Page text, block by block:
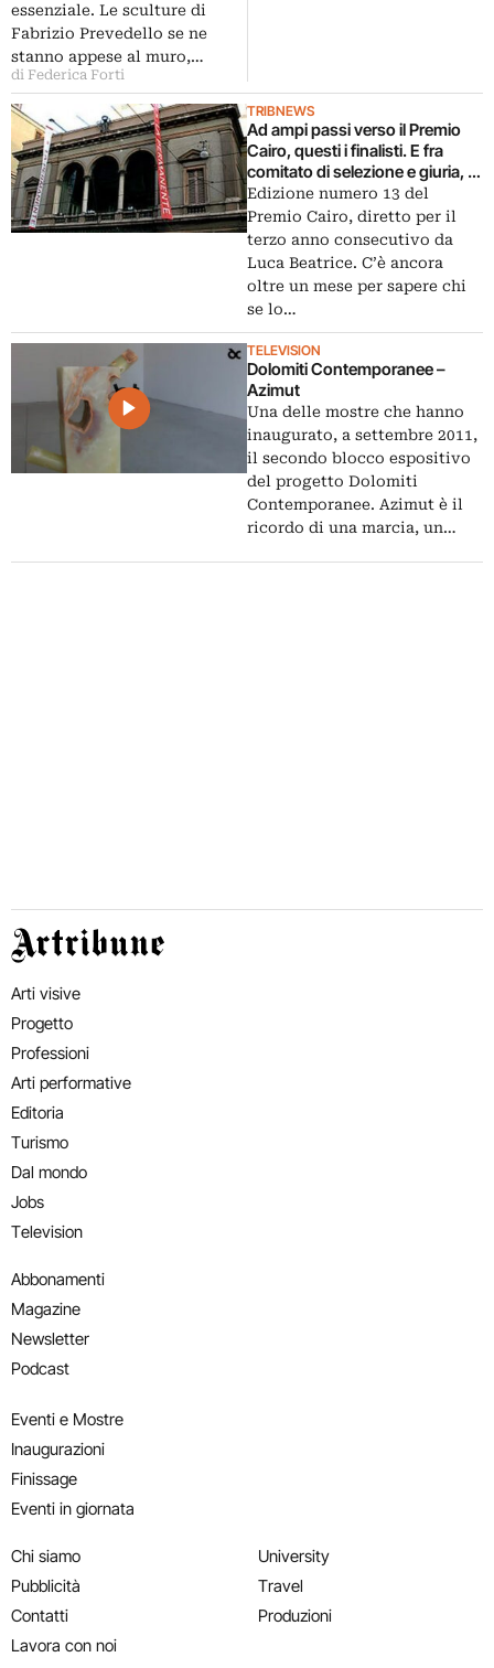
essenziale. Le sculture di
Fabrizio Prevedello se ne
stanno appese al muro,…
di Federica Forti
TRIBNEWS
Ad ampi passi verso il Premio
Cairo, questi i finalisti. E fra
comitato di selezione e giuria, a
decidere c’è anche Artribune
Edizione numero 13 del
Premio Cairo, diretto per il
terzo anno consecutivo da
Luca Beatrice. C’è ancora
oltre un mese per sapere chi
se lo…
TELEVISION
Dolomiti Contemporanee –
Azimut
Una delle mostre che hanno
inaugurato, a settembre 2011,
il secondo blocco espositivo
del progetto Dolomiti
Contemporanee. Azimut è il
ricordo di una marcia, un…
Artribune
Arti visive
Progetto
Professioni
Arti performative
Editoria
Turismo
Dal mondo
Jobs
Television
Abbonamenti
Magazine
Newsletter
Podcast
Eventi e Mostre
Inaugurazioni
Finissage
Eventi in giornata
Chi siamo
Pubblicità
Contatti
Lavora con noi
University
Travel
Produzioni